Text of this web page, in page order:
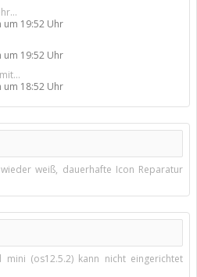
um 19:52 Uhr
um 19:52 Uhr
um 18:52 Uhr
weiß, dauerhafte Icon Reparatur
(os12.5.2) kann nicht eingerichtet